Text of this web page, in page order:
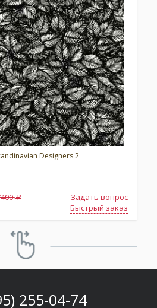
Designers 2
Задать вопрос
Быстрый заказ
a
255-04-74